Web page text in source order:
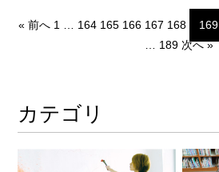
« 前へ 1 … 164 165 166 167 168 169
… 189 次へ »
カテゴリ